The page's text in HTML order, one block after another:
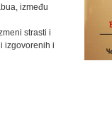
između
strasti i
izgovorenih i